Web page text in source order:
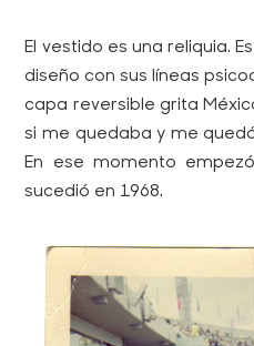
El vestido es una reliquia.
diseño con sus líneas
capa reversible grita
si me quedaba y me
En ese momento
sucedió en 1968.